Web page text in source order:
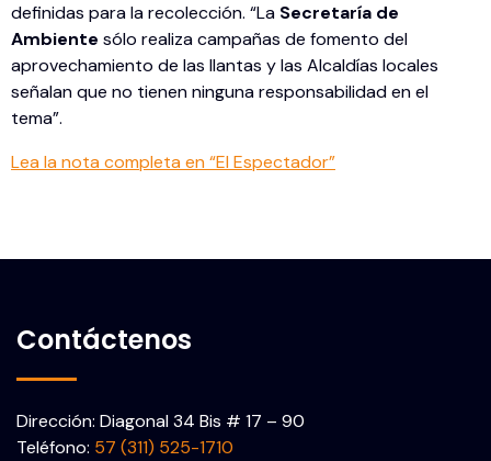
definidas para la recolección. “La Secretaría de
Ambiente sólo realiza campañas de fomento del
aprovechamiento de las llantas y las Alcaldías locales
señalan que no tienen ninguna responsabilidad en el
tema”.
Lea la nota completa en “El Espectador”
Contáctenos
Dirección: Diagonal 34 Bis # 17 – 90
Teléfono: 57 (311) 525-1710